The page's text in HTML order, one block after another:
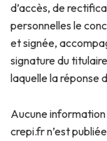
d’accès, de
personnelles le
et signée,
signature du
laquelle la réponse
Aucune
crepi.fr n’est